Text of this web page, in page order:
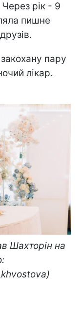
рік - 9
пишне
пару
лікар.
Шахторін на